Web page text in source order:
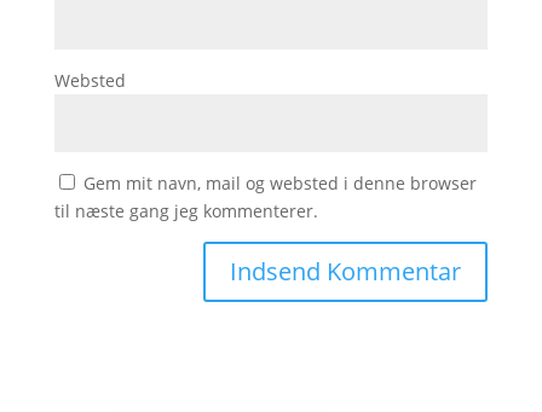
Websted
Gem mit navn, mail og websted i denne browser
til næste gang jeg kommenterer.